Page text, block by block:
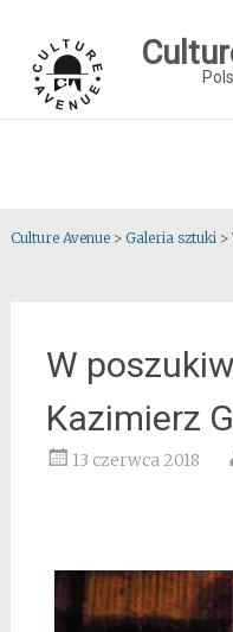
content
Culture Avenue> Galeria sztuki>
W
Kazimierz
13 czerwca 2018